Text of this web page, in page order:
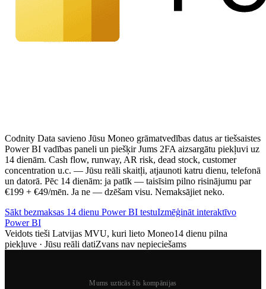
Codnity Data savieno Jūsu Moneo grāmatvedības datus ar tiešsaistes
Power BI vadības paneli un piešķir Jums 2FA aizsargātu piekļuvi uz
14 dienām. Cash flow, runway, AR risk, dead stock, customer
concentration u.c. — Jūsu reāli skaitļi, atjaunoti katru dienu, telefonā
un datorā. Pēc 14 dienām: ja patīk — taisīsim pilno risinājumu par
€199 + €49/mēn. Ja ne — dzēšam visu. Nemaksājiet neko.
Sākt bezmaksas 14 dienu Power BI testuIzmēģināt interaktīvo
Power BI
Veidots tieši Latvijas MVU, kuri lieto Moneo14 dienu pilna
piekļuve · Jūsu reāli datiZvans nav nepieciešams
Mums uzticās šīs kompānijas